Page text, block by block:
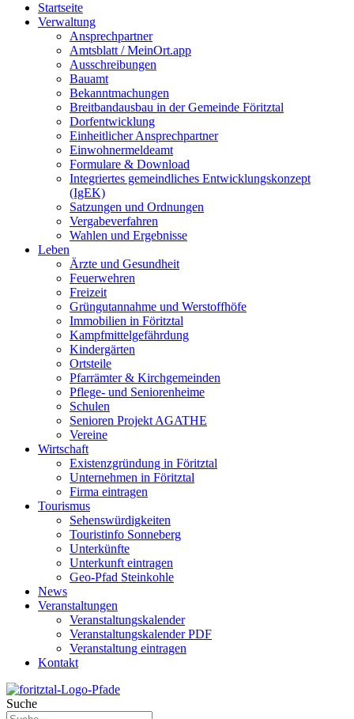
Startseite
Verwaltung
Ansprechpartner
Amtsblatt / MeinOrt.app
Ausschreibungen
Bauamt
Bekanntmachungen
Breitbandausbau in der Gemeinde Föritztal
Dorfentwicklung
Einheitlicher Ansprechpartner
Einwohnermeldeamt
Formulare & Download
Integriertes gemeindliches Entwicklungskonzept
(IgEK)
Satzungen und Ordnungen
Vergabeverfahren
Wahlen und Ergebnisse
Leben
Ärzte und Gesundheit
Feuerwehren
Freizeit
Grüngutannahme und Werstoffhöfe
Immobilien in Föritztal
Kampfmittelgefährdung
Kindergärten
Ortsteile
Pfarrämter & Kirchgemeinden
Pflege- und Seniorenheime
Schulen
Senioren Projekt AGATHE
Vereine
Wirtschaft
Existenzgründung in Föritztal
Unternehmen in Föritztal
Firma eintragen
Tourismus
Sehenswürdigkeiten
Touristinfo Sonneberg
Unterkünfte
Unterkunft eintragen
Geo-Pfad Steinkohle
News
Veranstaltungen
Veranstaltungskalender
Veranstaltungskalender PDF
Veranstaltung eintragen
Kontakt
Suche